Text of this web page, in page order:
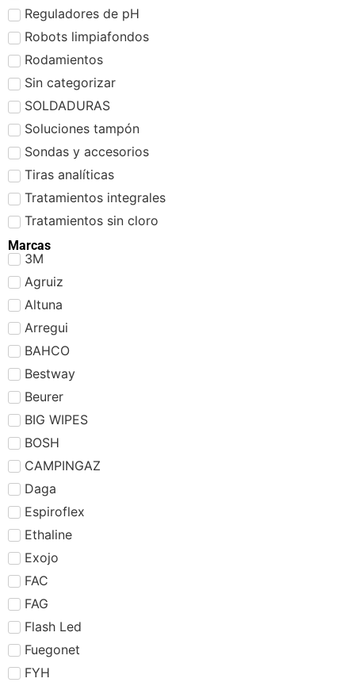
Reguladores de pH
Robots limpiafondos
Rodamientos
Sin categorizar
SOLDADURAS
Soluciones tampón
Sondas y accesorios
Tiras analíticas
Tratamientos integrales
Tratamientos sin cloro
Marcas
3M
Agruiz
Altuna
Arregui
BAHCO
Bestway
Beurer
BIG WIPES
BOSH
CAMPINGAZ
Daga
Espiroflex
Ethaline
Exojo
FAC
FAG
Flash Led
Fuegonet
FYH